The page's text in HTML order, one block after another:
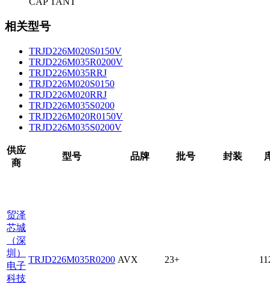
相关型号
TRJD226M020S0150V
TRJD226M035R0200V
TRJD226M035RRJ
TRJD226M020S0150
TRJD226M020RRJ
TRJD226M035S0200
TRJD226M020R0150V
TRJD226M035S0200V
供应
商
型号 品牌 批号 封装
贸泽
芯城
（深
圳）
电子
科技
TRJD226M035R0200 AVX 23+